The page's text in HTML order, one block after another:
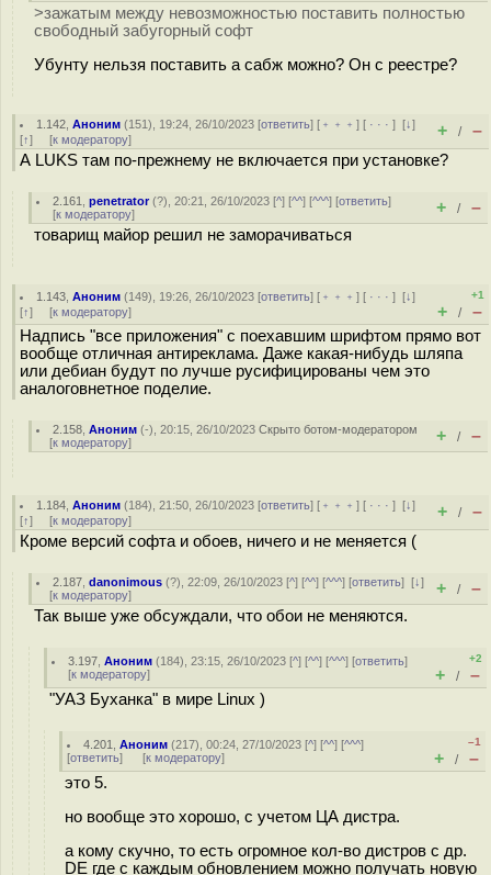
>зажатым между невозможностью поставить полностью
свободный забугорный софт
Убунту нельзя поставить а сабж можно? Он с реестре?
1.142 ,Аноним (151), 19:24, 26/10/2023 [ответить] [ ﹢﹢﹢] [ · · ·][↓]
[↑] [к модератору] + / –
А LUKS там по-прежнему не включается при установке?
2.161 ,penetrator(?), 20:21, 26/10/2023 [^] [^^] [^^^] [ответить]
[к модератору] + / –
товарищ майор решил не заморачиваться
1.143 ,Аноним (149), 19:26, 26/10/2023 [ответить] [ ﹢﹢﹢] [ · · ·][↓]
[↑] [к модератору]
+1
+ / –
Надпись "все приложения" с поехавшим шрифтом прямо вот
вообще отличная антиреклама. Даже какая-нибудь шляпа
или дебиан будут по лучше русифицированы чем это
аналоговнетное поделие.
2.158 ,Аноним (-), 20:15, 26/10/2023Скрыто ботом-модератором
[к модератору] + / –
1.184 ,Аноним (184), 21:50, 26/10/2023 [ответить] [ ﹢﹢﹢] [ · · ·][↓]
[↑] [к модератору] + / –
Кроме версий софта и обоев, ничего и не меняется (
2.187 ,danonimous (?), 22:09, 26/10/2023 [^] [^^] [^^^] [ответить][↓]
[к модератору] + / –
Так выше уже обсуждали, что обои не меняются.
3.197 ,Аноним (184), 23:15, 26/10/2023 [^] [^^] [^^^] [ответить]
[к модератору]
+2
+ / –
"УАЗ Буханка" в мире Linux )
4.201 ,Аноним (217), 00:24, 27/10/2023 [^] [^^] [^^^]
[ответить] [к модератору]
–1
+ / –
это 5.
но вообще это хорошо, с учетом ЦА дистра.
а кому скучно, то есть огромное кол-во дистров с др.
DE где с каждым обновлением можно получать новую